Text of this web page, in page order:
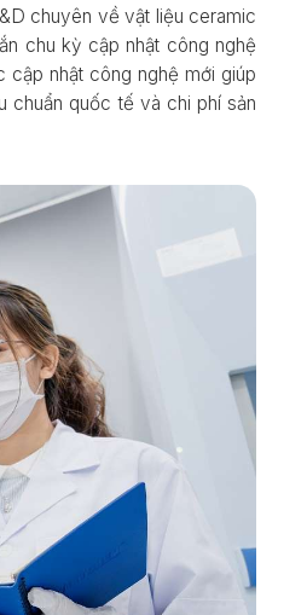
chuyên về vật liệu ceramic
chu kỳ cập nhật công nghệ
cập nhật công nghệ mới giúp
chuẩn quốc tế và chi phí sản